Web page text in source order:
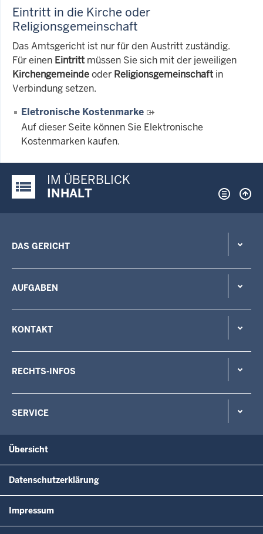
Eintritt in die Kirche oder
Religionsgemeinschaft
Das Amtsgericht ist nur für den Austritt zuständig.
Für einen Eintritt müssen Sie sich mit der jeweiligen
Kirchengemeindeoder Religionsgemeinschaft in
Verbindung setzen.
Eletronische Kostenmarke
Auf dieser Seite können Sie Elektronische
Kostenmarken kaufen.
Justiz-Portal im Überblick:
IM ÜBERBLICK
INHALT
DAS GERICHT
AUFGABEN
KONTAKT
RECHTS-INFOS
SERVICE
Übersicht
Datenschutzerklärung
Impressum